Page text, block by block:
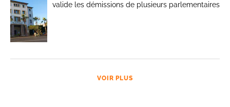
valide les démissions de plusieurs parlementaires
VOIR PLUS